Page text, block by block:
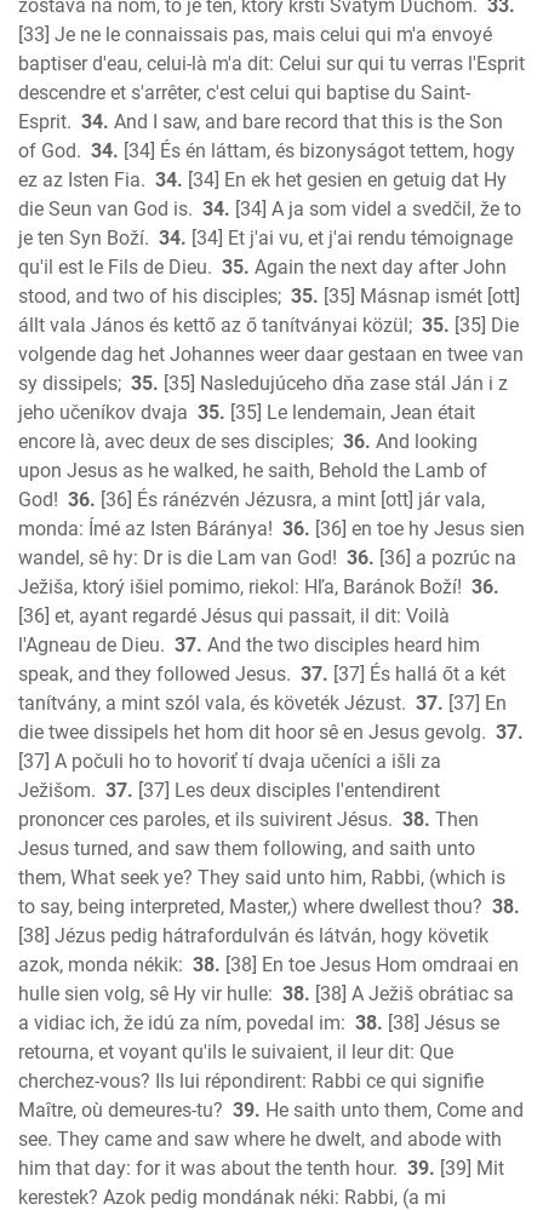
zostáva na ňom, to je ten, ktorý krstí Svätým Duchom. 33.
[33] Je ne le connaissais pas, mais celui qui m'a envoyé
baptiser d'eau, celui-là m'a dit: Celui sur qui tu verras l'Esprit
descendre et s'arrêter, c'est celui qui baptise du Saint-
Esprit. 34. And I saw, and bare record that this is the Son
of God. 34. [34] És én láttam, és bizonyságot tettem, hogy
ez az Isten Fia. 34. [34] En ek het gesien en getuig dat Hy
die Seun van God is. 34. [34] A ja som videl a svedčil, že to
je ten Syn Boží. 34. [34] Et j'ai vu, et j'ai rendu témoignage
qu'il est le Fils de Dieu. 35. Again the next day after John
stood, and two of his disciples; 35. [35] Másnap ismét [ott]
állt vala János és kettő az ő tanítványai közül; 35. [35] Die
volgende dag het Johannes weer daar gestaan en twee van
sy dissipels; 35. [35] Nasledujúceho dňa zase stál Ján i z
jeho učeníkov dvaja 35. [35] Le lendemain, Jean était
encore là, avec deux de ses disciples; 36. And looking
upon Jesus as he walked, he saith, Behold the Lamb of
God! 36. [36] És ránézvén Jézusra, a mint [ott] jár vala,
monda: Ímé az Isten Báránya! 36. [36] en toe hy Jesus sien
wandel, sê hy: Dr is die Lam van God! 36. [36] a pozrúc na
Ježiša, ktorý išiel pomimo, riekol: Hľa, Baránok Boží! 36.
[36] et, ayant regardé Jésus qui passait, il dit: Voilà
l'Agneau de Dieu. 37. And the two disciples heard him
speak, and they followed Jesus. 37. [37] És hallá őt a két
tanítvány, a mint szól vala, és követék Jézust. 37. [37] En
die twee dissipels het hom dit hoor sê en Jesus gevolg. 37.
[37] A počuli ho to hovoriť tí dvaja učeníci a išli za
Ježišom. 37. [37] Les deux disciples l'entendirent
prononcer ces paroles, et ils suivirent Jésus. 38. Then
Jesus turned, and saw them following, and saith unto
them, What seek ye? They said unto him, Rabbi, (which is
to say, being interpreted, Master,) where dwellest thou? 38.
[38] Jézus pedig hátrafordulván és látván, hogy követik
azok, monda nékik: 38. [38] En toe Jesus Hom omdraai en
hulle sien volg, sê Hy vir hulle: 38. [38] A Ježiš obrátiac sa
a vidiac ich, že idú za ním, povedal im: 38. [38] Jésus se
retourna, et voyant qu'ils le suivaient, il leur dit: Que
cherchez-vous? Ils lui répondirent: Rabbi ce qui signifie
Maître, où demeures-tu? 39. He saith unto them, Come and
see. They came and saw where he dwelt, and abode with
him that day: for it was about the tenth hour. 39. [39] Mit
kerestek? Azok pedig mondának néki: Rabbi, (a mi